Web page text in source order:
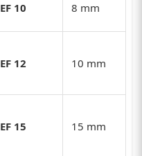
EF 10 8 mm
EF 12 10 mm
EF 15 15 mm